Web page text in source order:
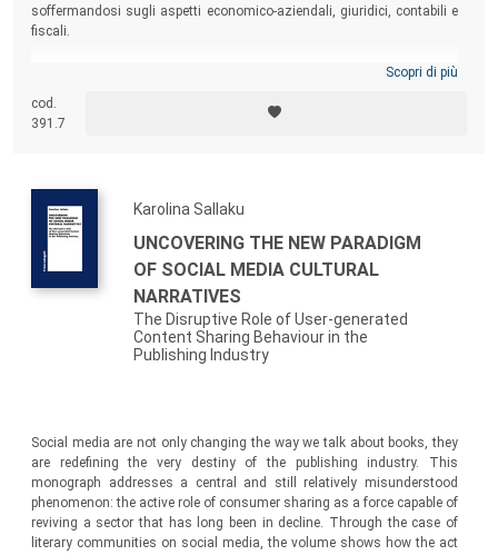
soffermandosi sugli aspetti economico-aziendali, giuridici, contabili e
fiscali.
Scopri di più
cod.
391.7
Karolina Sallaku
UNCOVERING THE NEW PARADIGM
OF SOCIAL MEDIA CULTURAL
NARRATIVES
The Disruptive Role of User-generated
Content Sharing Behaviour in the
Publishing Industry
Social media are not only changing the way we talk about books, they
are redefining the very destiny of the publishing industry. This
monograph addresses a central and still relatively misunderstood
phenomenon: the active role of consumer sharing as a force capable of
reviving a sector that has long been in decline. Through the case of
literary communities on social media, the volume shows how the act